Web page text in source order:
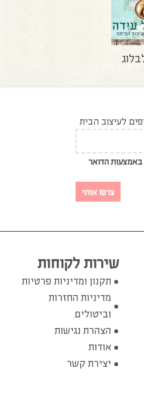
לעיצוב הבית
הדואר
צרפו אותי
שירות לקוחות
תקנון ומדיניות פרטיות
מדיניות החזרות
וביטולים
הצהרת נגישות
אודות
יצירת קשר